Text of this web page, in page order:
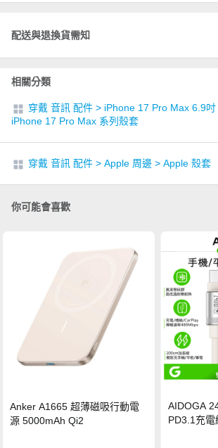
配送與退換貨需知
相關分類
穿戴 音訊 配件 > iPhone 17 Pro Max 6.9吋
iPhone 17 Pro Max 系列殼套
穿戴 音訊 配件 > Apple 周邊 > Apple 殼套
你可能會喜歡
Anker A1665 超薄磁吸行動電
源 5000mAh Qi2
AIDOGA
PD3.1充電